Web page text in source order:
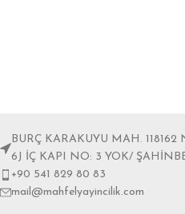
BURÇ KARAKUYU MAH.
6J İÇ KAPI NO: 3 YOK/
+90 541 829 80 83
mail@mahfelyayincilik.com